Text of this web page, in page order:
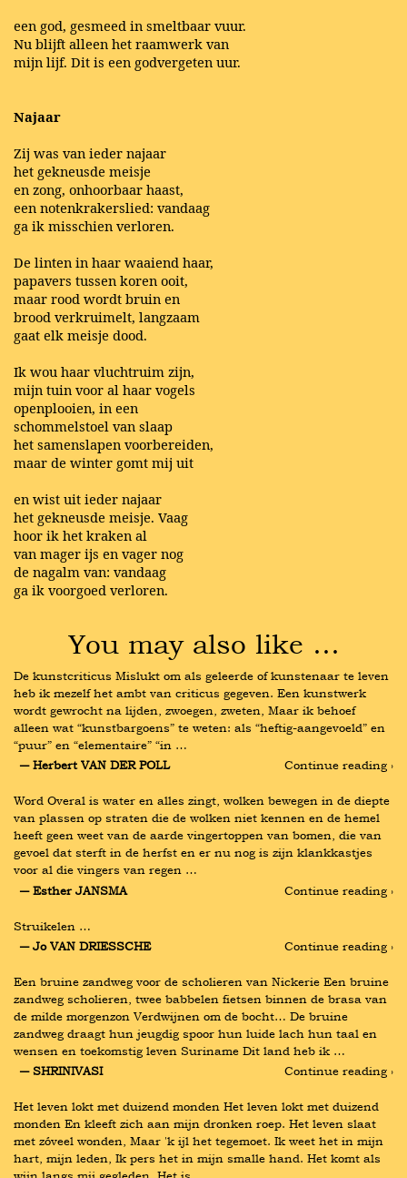
een god, gesmeed in smeltbaar vuur.
Nu blijft alleen het raamwerk van
mijn lijf. Dit is een godvergeten uur.
Najaar
Zij was van ieder najaar
het gekneusde meisje
en zong, onhoorbaar haast,
een notenkrakerslied: vandaag
ga ik misschien verloren.
De linten in haar waaiend haar,
papavers tussen koren ooit,
maar rood wordt bruin en
brood verkruimelt, langzaam
gaat elk meisje dood.
Ik wou haar vluchtruim zijn,
mijn tuin voor al haar vogels
openplooien, in een
schommelstoel van slaap
het samenslapen voorbereiden,
maar de winter gomt mij uit
en wist uit ieder najaar
het gekneusde meisje. Vaag
hoor ik het kraken al
van mager ijs en vager nog
de nagalm van: vandaag
ga ik voorgoed verloren.
You may also like …
De kunstcriticus Mislukt om als geleerde of kunstenaar te leven
heb ik mezelf het ambt van criticus gegeven. Een kunstwerk
wordt gewrocht na lijden, zwoegen, zweten, Maar ik behoef
alleen wat “kunstbargoens” te weten: als “heftig-aangevoeld” en
“puur” en “elementaire” “in …
― Herbert VAN DER POLL
Continue reading ›
Word Overal is water en alles zingt, wolken bewegen in de diepte
van plassen op straten die de wolken niet kennen en de hemel
heeft geen weet van de aarde vingertoppen van bomen, die van
gevoel dat sterft in de herfst en er nu nog is zijn klankkastjes
voor al die vingers van regen …
― Esther JANSMA
Continue reading ›
Struikelen …
― Jo VAN DRIESSCHE
Continue reading ›
Een bruine zandweg voor de scholieren van Nickerie Een bruine
zandweg scholieren, twee babbelen fietsen binnen de brasa van
de milde morgenzon Verdwijnen om de bocht… De bruine
zandweg draagt hun jeugdig spoor hun luide lach hun taal en
wensen en toekomstig leven Suriname Dit land heb ik …
― SHRINIVASI
Continue reading ›
Het leven lokt met duizend monden Het leven lokt met duizend
monden En kleeft zich aan mijn dronken roep. Het leven slaat
met zóveel wonden, Maar 'k ijl het tegemoet. Ik weet het in mijn
hart, mijn leden, Ik pers het in mijn smalle hand. Het komt als